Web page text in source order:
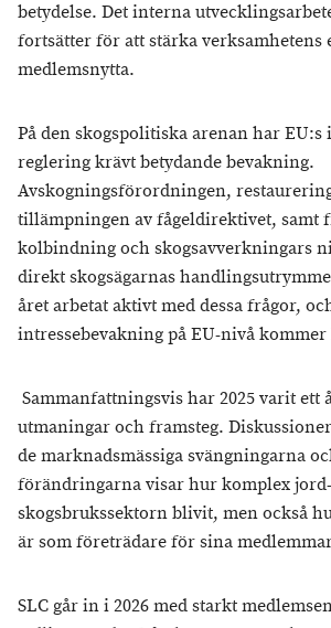
betydelse. Det interna
fortsätter för att stärka
medlemsnytta.
På den skogspolitiska arenan har
reglering krävt betydande bevakning.
Avskogningsförordningen,
tillämpningen av fågeldirektivet, samt
kolbindning och skogsavverkningars
direkt skogsägarnas
året arbetat aktivt med dessa frågor,
intressebevakning på EU-nivå kommer
Sammanfattningsvis har 2025 varit ett
utmaningar och framsteg.
de marknadsmässiga svängningarna
förändringarna visar hur komplex
skogsbrukssektorn blivit, men också
är som företrädare för sina
SLC går in i 2026 med starkt